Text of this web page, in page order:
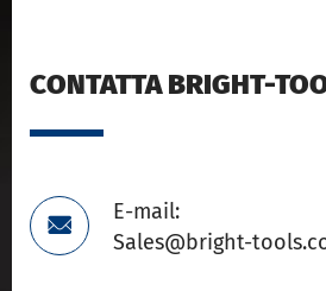
CONTATTA BRIGHT-

E-mail:
Sales@bright-